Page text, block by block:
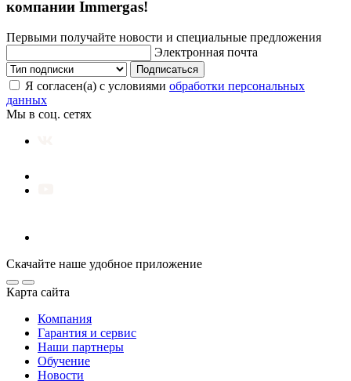
компании Immergas!
Первыми получайте новости и специальные предложения
Электронная почта
Подписаться
Я согласен(а) с условиями обработки персональных
данных
Мы в соц. сетях
Скачайте наше удобное приложение
Карта сайта
Компания
Гарантия и сервис
Наши партнеры
Обучение
Новости